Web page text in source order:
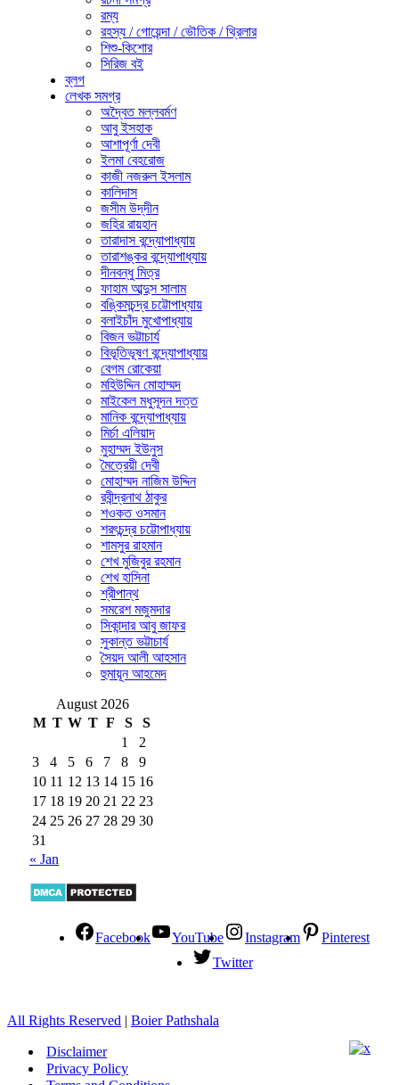
রম্য
রহস্য / গোয়েন্দা / ভৌতিক / থ্রিলার
শিশু-কিশোর
সিরিজ বই
ব্লগ
লেখক সমগ্র
অদ্বৈত মল্লবর্মণ
আবু ইসহাক
আশাপূর্ণা দেবী
ইলমা বেহরোজ
কাজী নজরুল ইসলাম
কালিদাস
জসীম উদ্‌দীন
জহির রায়হান
তারাদাস বন্দ্যোপাধ্যায়
তারাশঙ্কর বন্দ্যোপাধ্যায়
দীনবন্ধু মিত্র
ফাহাম আব্দুস সালাম
বঙ্কিমচন্দ্র চট্টোপাধ্যায়
বলাইচাঁদ মুখোপাধ্যায়
বিজন ভট্টাচার্য
বিভূতিভূষণ বন্দ্যোপাধ্যায়
বেগম রোকেয়া
মহিউদ্দিন মোহাম্মদ
মাইকেল মধুসূদন দত্ত
মানিক বন্দ্যোপাধ্যায়
মির্চা এলিয়াদ
মুহাম্মদ ইউনুস
মৈত্রেয়ী দেবী
মোহাম্মদ নাজিম উদ্দিন
রবীন্দ্রনাথ ঠাকুর
শওকত ওসমান
শরৎচন্দ্র চট্টোপাধ্যায়
শামসুর রাহমান
শেখ মুজিবুর রহমান
শেখ হাসিনা
শ্রীপান্থ
সমরেশ মজুমদার
সিকান্দার আবু জাফর
সুকান্ত ভট্টাচার্য
সৈয়দ আলী আহসান
হুমায়ূন আহমেদ
August 2026
M T W T F S
S
1
2
3
4 5 6 7 8
9
10 11 12 13 14 15 16
17 18 19 20 21 22 23
24 25 26 27 28 29 30
31
« Jan
Facebook YouTube Instagram
Pinterest
Twitter
All Rights Reserved | Boier Pathshala
Disclaimer
Privacy Policy